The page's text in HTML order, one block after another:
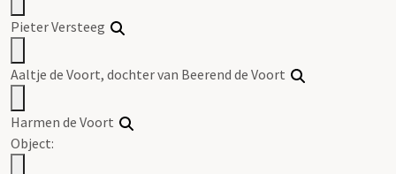
Pieter Versteeg
Aaltje de Voort, dochter van Beerend de Voort
Harmen de Voort
Object: